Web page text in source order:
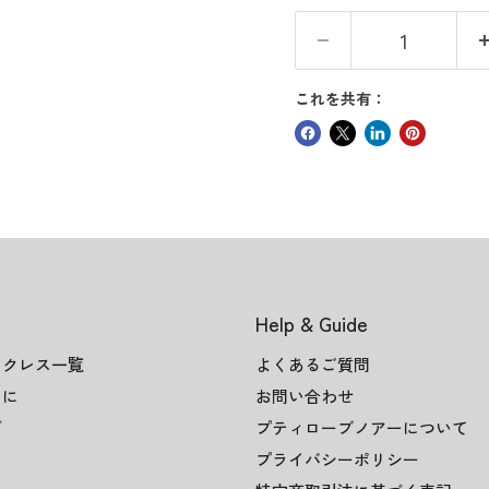
これを共有：
レス一覧
Help & Guide
よくあるご質問
お問い合わせ
プティローブノアーについて
プライバシーポリシー